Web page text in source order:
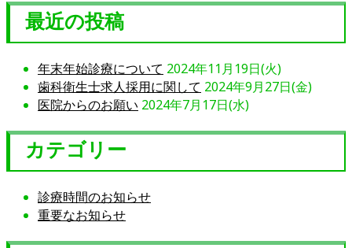
最近の投稿
年末年始診療について 2024年11月19日(火)
歯科衛生士求人採用に関して 2024年9月27日(金)
医院からのお願い 2024年7月17日(水)
カテゴリー
診療時間のお知らせ
重要なお知らせ